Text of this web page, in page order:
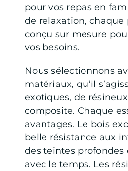
pour vos repas en
de relaxation, chaque
conçu sur mesure
vos besoins.
Nous sélectionnons
matériaux, qu’il
exotiques, de
composite. Chaque
avantages. Le bois
belle résistance aux
des teintes
avec le temps. Les